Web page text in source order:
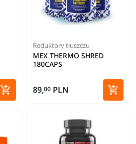

Dodaj do koszyka
Reduktory tłuszczu
MEX THERMO SHRED
180CAPS
89,00 PLN 
Dodaj